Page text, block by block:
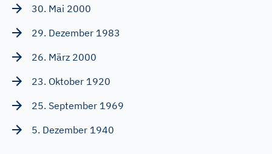
30. Mai 2000
29. Dezember 1983
26. März 2000
23. Oktober 1920
25. September 1969
5. Dezember 1940